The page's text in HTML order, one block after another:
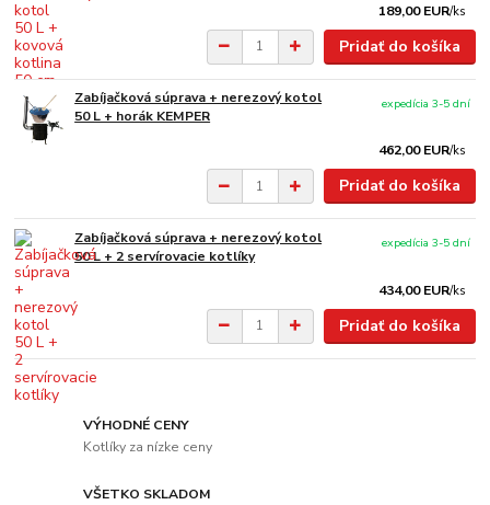
189,00 EUR/ks
Pridať do košíka
Zabíjačková súprava + nerezový kotol
50 L + horák KEMPER
462,00 EUR/ks
expedícia 3-5 dní
Pridať do košíka
Zabíjačková súprava + nerezový kotol
50 L + 2 servírovacie kotlíky
434,00 EUR/ks
expedícia 3-5 dní
Pridať do košíka
VÝHODNÉ CENY
Kotlíky za nízke ceny
VŠETKO SKLADOM